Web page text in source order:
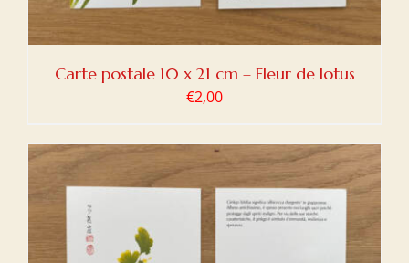
Carte postale 10 x 21 cm – Fleur de lotus
€2,00